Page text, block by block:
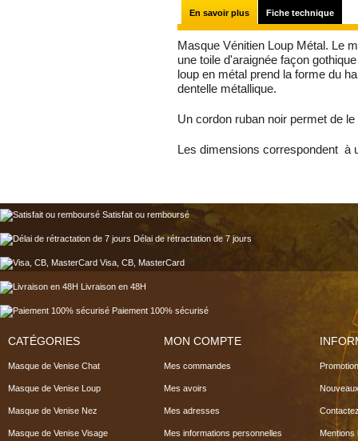
En savoir plus Fiche technique
Masque Vénitien Loup Métal. Le
une toile d'araignée façon
loup en métal prend la forme du
dentelle métallique.
Un cordon ruban noir permet de
Les dimensions correspondent à
Satisfait ou remboursé
Délai de rétractation de 7 jours
Visa, CB, MasterCard
Livraison en 48H
Paiement 100% sécurisé
CATÉGORIES
Masque de Venise Chat
Masque de Venise Loup
Masque de Venise Nez
Masque de Venise Visage
MON COMPTE
Mes commandes
Mes avoirs
Mes adresses
Mes informations personnelles Mentions